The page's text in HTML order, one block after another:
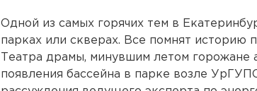
Одной из самых горячих тем в
парках или скверах. Все помнят историю
Театра драмы, минувшим летом горожане
появления бассейна в парке возле